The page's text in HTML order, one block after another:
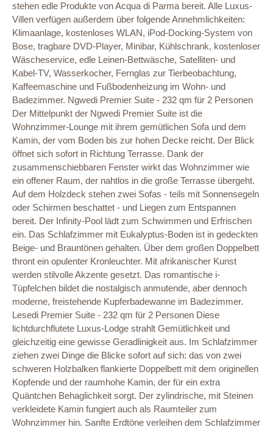
stehen edle Produkte von Acqua di Parma bereit. Alle Luxus-
Villen verfügen außerdem über folgende Annehmlichkeiten:
Klimaanlage, kostenloses WLAN, iPod-Docking-System von
Bose, tragbare DVD-Player, Minibar, Kühlschrank, kostenloser
Wäscheservice, edle Leinen-Bettwäsche, Satelliten- und
Kabel-TV, Wasserkocher, Fernglas zur Tierbeobachtung,
Kaffeemaschine und Fußbodenheizung im Wohn- und
Badezimmer. Ngwedi Premier Suite - 232 qm für 2 Personen
Der Mittelpunkt der Ngwedi Premier Suite ist die
Wohnzimmer-Lounge mit ihrem gemütlichen Sofa und dem
Kamin, der vom Boden bis zur hohen Decke reicht. Der Blick
öffnet sich sofort in Richtung Terrasse. Dank der
zusammenschiebbaren Fenster wirkt das Wohnzimmer wie
ein offener Raum, der nahtlos in die große Terrasse übergeht.
Auf dem Holzdeck stehen zwei Sofas - teils mit Sonnensegeln
oder Schirmen beschattet - und Liegen zum Entspannen
bereit. Der Infinity-Pool lädt zum Schwimmen und Erfrischen
ein. Das Schlafzimmer mit Eukalyptus-Boden ist in gedeckten
Beige- und Brauntönen gehalten. Über dem großen Doppelbett
thront ein opulenter Kronleuchter. Mit afrikanischer Kunst
werden stilvolle Akzente gesetzt. Das romantische i-
Tüpfelchen bildet die nostalgisch anmutende, aber dennoch
moderne, freistehende Kupferbadewanne im Badezimmer.
Lesedi Premier Suite - 232 qm für 2 Personen Diese
lichtdurchflutete Luxus-Lodge strahlt Gemütlichkeit und
gleichzeitig eine gewisse Geradlinigkeit aus. Im Schlafzimmer
ziehen zwei Dinge die Blicke sofort auf sich: das von zwei
schweren Holzbalken flankierte Doppelbett mit dem originellen
Kopfende und der raumhohe Kamin, der für ein extra
Quäntchen Behaglichkeit sorgt. Der zylindrische, mit Steinen
verkleidete Kamin fungiert auch als Raumteiler zum
Wohnzimmer hin. Sanfte Erdtöne verleihen dem Schlafzimmer